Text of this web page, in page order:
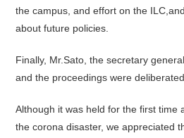
the campus, and effort on the
about future policies.
Finally, Mr.Sato, the secretary
and the proceedings were
Although it was held for the first time
the corona disaster, we appreciated